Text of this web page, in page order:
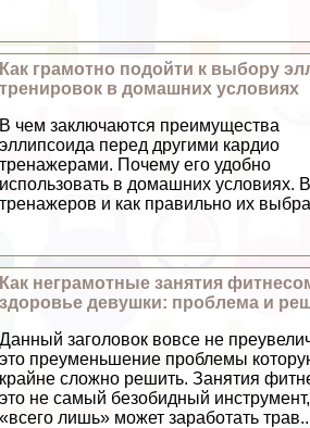
Как грамотно подойти к выбору
тренировок в домашних условиях
В чем заключаются преимущества
эллипсоида перед другими кардио
тренажерами. Почему его удобно
использовать в домашних условиях.
тренажеров и как правильно их
Как неграмотные занятия
здоровье дeвyшки: проблема и
Данный заголовок вовсе не
это преуменьшение проблемы
крайне сложно решить. Занятия
это не самый безобидный
«всего лишь» может заработать